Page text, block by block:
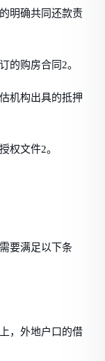
明确共同还款责
的购房合同2。
机构出具的抵押
权文件2。
要满足以下条
，外地户口的借